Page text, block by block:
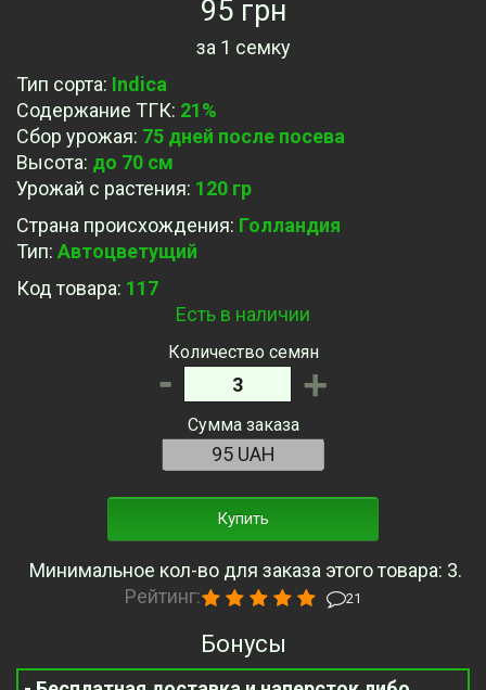
95 грн
за 1 семку
Тип сорта: Indica
Содержание ТГК: 21%
Сбор урожая: 75 дней после посева
Высота: до 70 см
Урожай с растения: 120 гр
Страна происхождения: Голландия
Тип: Автоцветущий
Код товара: 117
Есть в наличии
Количество семян
- +
Сумма заказа
Купить
Минимальное кол-во для заказа этого товара: 3.
Рейтинг:
21
Бонусы